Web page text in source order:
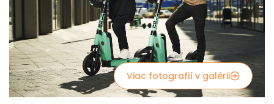
Viac fotografií v galérii